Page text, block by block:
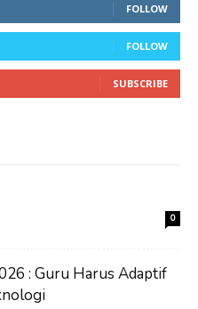
FOLLOW
FOLLOW
SUBSCRIBE
0
: Guru Harus Adaptif